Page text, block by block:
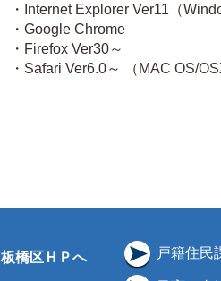
・Internet Explorer Ver11（
・Google Chrome
・Firefox Ver30～
・Safari Ver6.0～ （MAC OS/
板橋区ＨＰへ 戸籍住民